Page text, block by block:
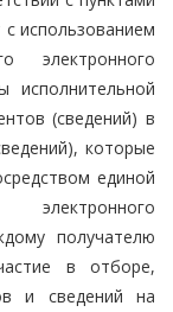
использованием
электронного
исполнительной
(сведений) в
которые
единой
получателю
в отборе,
и сведений на